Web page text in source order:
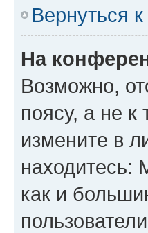
Вернуться
На
Возможно,
поясу, а не к
измените в
находитесь:
как и